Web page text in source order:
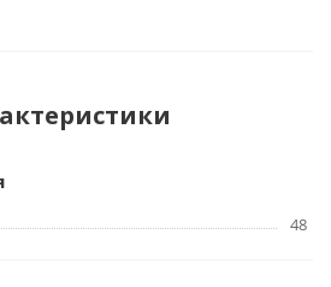
48